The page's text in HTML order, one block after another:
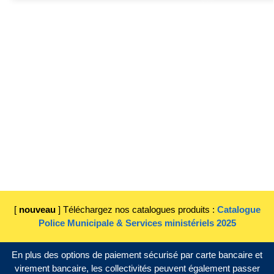
[ nouveau ] Téléchargez nos catalogues produits : Catalogue
Police Municipale & Services ministériels 2025
En plus des options de paiement sécurisé par carte bancaire et
virement bancaire, les collectivités peuvent également passer